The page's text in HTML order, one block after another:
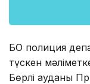
БҚО полиция
түскен
Бөрлі ауданы